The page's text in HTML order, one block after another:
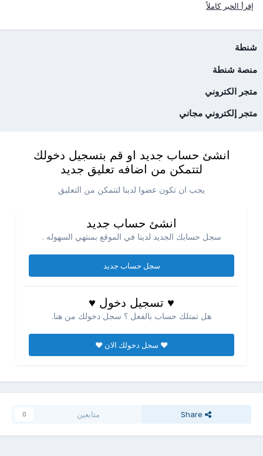
إقرأ الخبر كاملاً
شنطة
منصة شنطة
متجر الكتروني
متجر إلكتروني مجاني
انشئ حساب جديد او قم بتسجيل دخولك
لتتمكن من اضافه تعليق جديد
يجب ان تكون عضوا لدينا لتتمكن من التعليق
انشئ حساب جديد
سجل حسابك الجديد لدينا في الموقع بمنتهي السهوله .
سجل حساب جديد
♥ تسجيل دخول ♥
هل تمتلك حساب بالفعل ؟ سجل دخولك من هنا.
♥ سجل دخولك الان ♥
Share متابعين 0